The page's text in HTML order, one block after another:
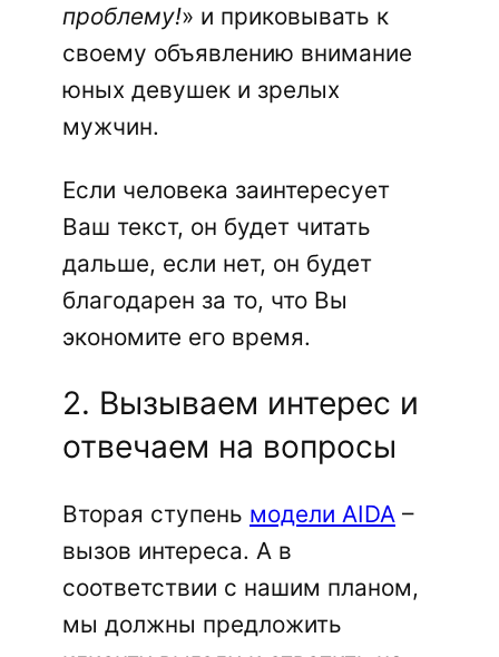
проблему!» и приковывать к
своему объявлению внимание
юных девушек и зрелых
мужчин.
Если человека заинтересует
Ваш текст, он будет читать
дальше, если нет, он будет
благодарен за то, что Вы
экономите его время.
2. Вызываем интерес и
отвечаем на вопросы
Вторая ступень модели AIDA –
вызов интереса. А в
соответствии с нашим планом,
мы должны предложить